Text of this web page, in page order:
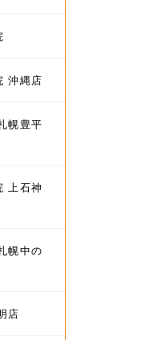
沖縄店
幌豊平
上石神
幌中の
店